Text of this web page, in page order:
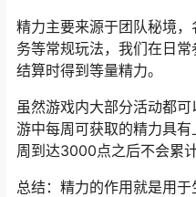
精力主要来源于团队秘境
务等常规玩法，我们在日
结算时得到等量精力。
虽然游戏内大部分活动都
游中每周可获取的精力具
周到达3000点之后不会累计
总结：精力的作用就是用